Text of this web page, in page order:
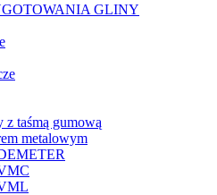
GLINY
taśmą gumową
metalowym